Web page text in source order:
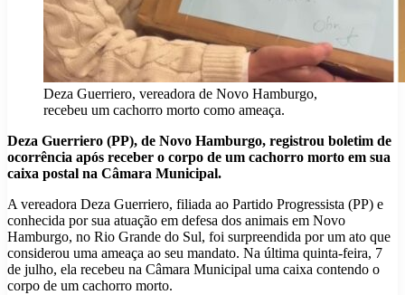
Deza Guerriero, vereadora de Novo Hamburgo,
recebeu um cachorro morto como ameaça.
Deza Guerriero (PP), de Novo Hamburgo, registrou boletim de
ocorrência após receber o corpo de um cachorro morto em sua
caixa postal na Câmara Municipal.
A vereadora Deza Guerriero, filiada ao Partido Progressista (PP) e
conhecida por sua atuação em defesa dos animais em Novo
Hamburgo, no Rio Grande do Sul, foi surpreendida por um ato que
considerou uma ameaça ao seu mandato. Na última quinta-feira, 7
de julho, ela recebeu na Câmara Municipal uma caixa contendo o
corpo de um cachorro morto.